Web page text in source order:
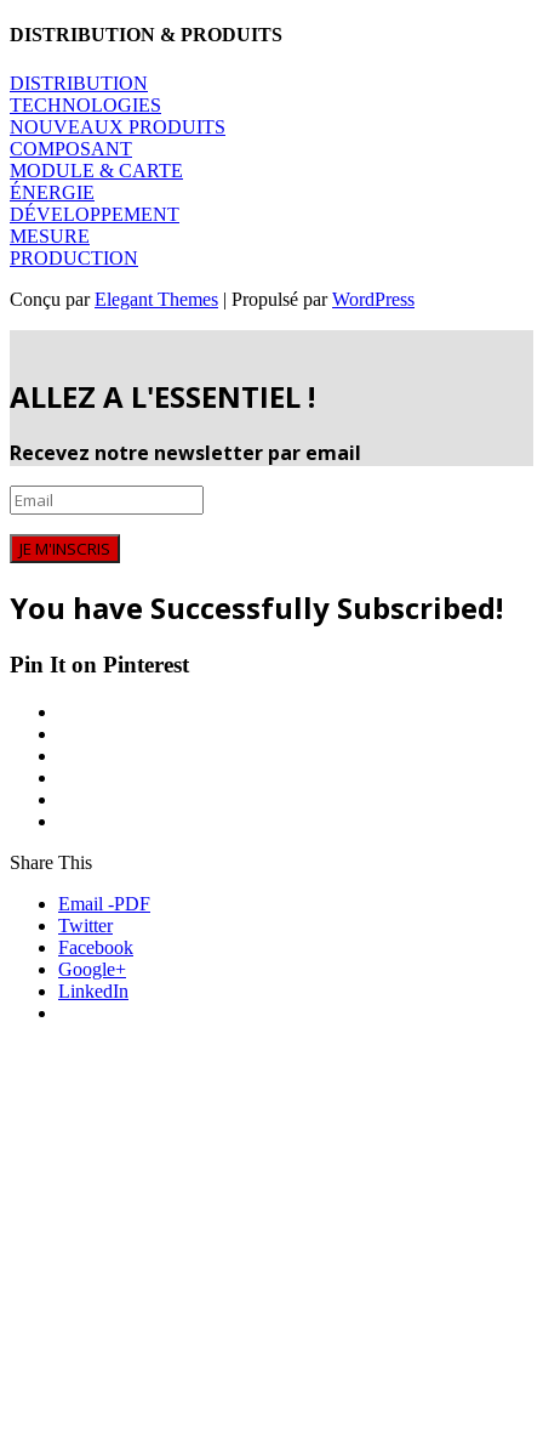
DISTRIBUTION & PRODUITS
DISTRIBUTION
TECHNOLOGIES
NOUVEAUX PRODUITS
COMPOSANT
MODULE & CARTE
ÉNERGIE
DÉVELOPPEMENT
MESURE
PRODUCTION
Conçu parElegant Themes | Propulsé parWordPress
ALLEZ A L'ESSENTIEL !
Recevez notre newsletter par email
JE M'INSCRIS
You have Successfully Subscribed!
Pin It on Pinterest
Share This
Email -PDF
Twitter
Facebook
Google+
LinkedIn